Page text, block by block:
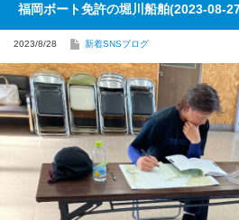
福岡ボート免許の堀川船舶(2023-08-
2023/8/28 新着SNSブログ